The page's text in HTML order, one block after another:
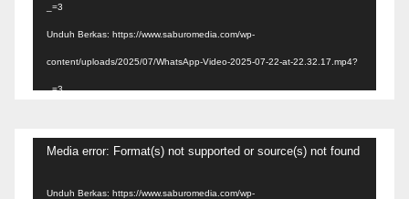
_=3
Unduh Berkas: https://www.saburomedia.com/wp-
content/uploads/2025/07/WhatsApp-Video-2025-07-22-at-22.32.17.mp4?
_=3
Pemutar
Media error: Format(s) not supported or source(s) not found
Unduh Berkas: https://www.saburomedia.com/wp-